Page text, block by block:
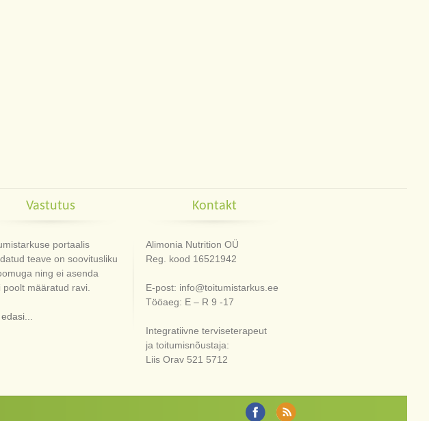
Vastutus
portaalis
teave on soovitusliku
ning ei asenda
poolt määratud ravi.
Kontakt
Alimonia Nutrition OÜ
Reg. kood 16521942
E-post: info@toitumistarkus.ee
Tööaeg: E – R 9 -17
Integratiivne terviseterapeut
ja toitumisnõustaja:
Liis Orav 521 5712